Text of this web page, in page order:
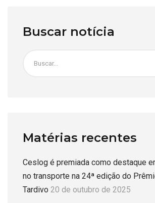
Buscar notícia
Matérias recentes
Ceslog é premiada como destaque
no transporte na 24ª edição do
Tardivo 20 de outubro de 2025